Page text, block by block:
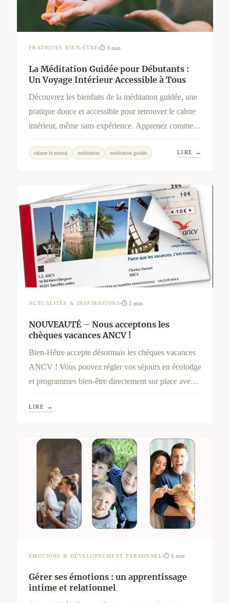
PRATIQUES BIEN-ÊTRE ⏱ 3 min
La Méditation Guidée pour Débutants :
Un Voyage Intérieur Accessible à Tous
Découvrez les bienfaits de la méditation guidée, une
pratique douce et accessible pour retrouver le calme
intérieur, même sans expérience. Apprenez comment
méditer simplement, pourquoi c’est efficace et
commencez dès aujourd’hui avec nos audios bien-
calmer le mental méditation méditation guidée LIRE →
ACTUALITÉS & INSPIRATIONS ⏱ 2 min
NOUVEAUTÉ – Nous acceptons les
chèques vacances ANCV !
Bien-Hêtre accepte désormais les chèques vacances
ANCV ! Vous pouvez régler vos séjours en écolodge
et programmes bien-être directement sur place avec
ce moyen de paiement. Une belle façon de
transformer vos droits en moments de ressourcement
en pleine nature.
LIRE →
ÉMOTIONS & DÉVELOPPEMENT PERSONNEL ⏱ 6 min
Gérer ses émotions : un apprentissage
intime et relationnel